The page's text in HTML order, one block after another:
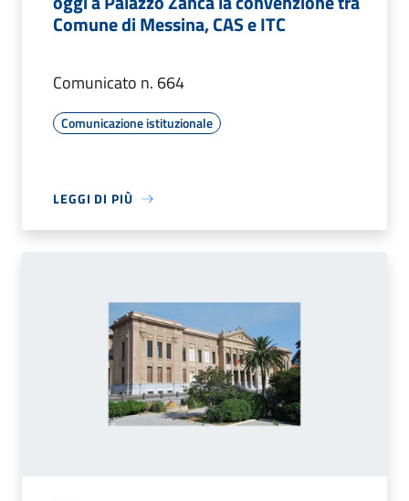
Comune di Messina, CAS e ITC
Comunicato n. 664
Comunicazione istituzionale
LEGGI DI PIÙ